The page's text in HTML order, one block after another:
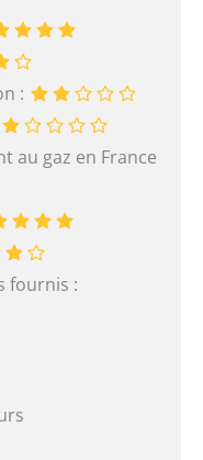
:
au gaz en France
fournis :